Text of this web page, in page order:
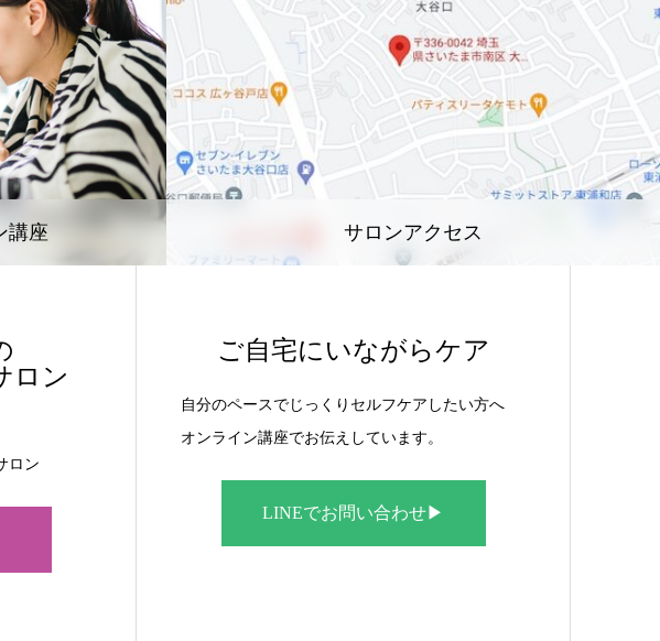
講座 サロンアクセス
ロン
ロン
ご自宅にいながらケア
自分のペースでじっくりセルフケアしたい方へ
オンライン講座でお伝えしています。
LINEでお問い合わせ▶︎